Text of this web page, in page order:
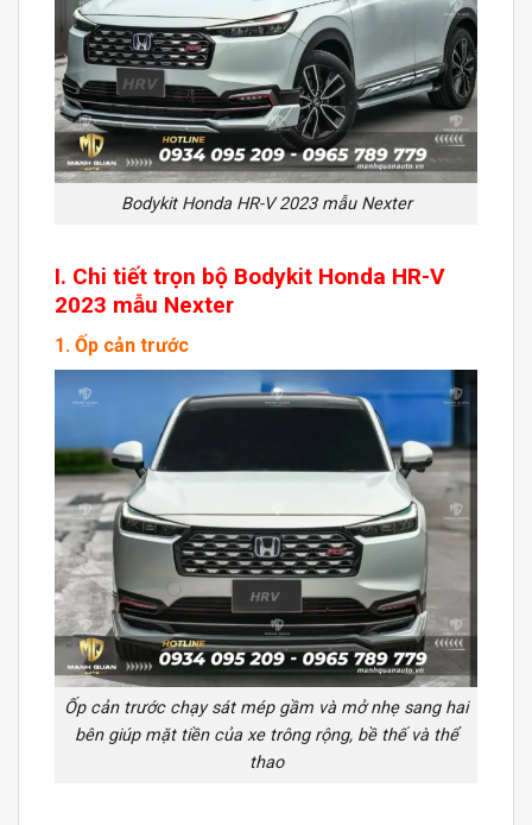
Bodykit Honda HR-V 2023 mẫu Nexter
I. Chi tiết trọn bộ Bodykit Honda HR-V
2023 mẫu Nexter
1. Ốp cản trước
Ốp cản trước chạy sát mép gầm và mở nhẹ sang hai
bên giúp mặt tiền của xe trông rộng, bề thế và thể
thao